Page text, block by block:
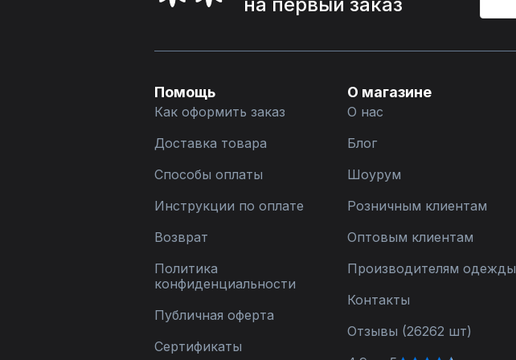
Помощь
Как оформить заказ
Доставка товара
Способы оплаты
Инструкции по оплате
Возврат
Политика
конфиденциальности
Публичная оферта
Сертификаты
О магазине
О нас
Блог
Шоурум
Розничным клиентам
Оптовым клиентам
Производителям одежды
Контакты
Отзывы (26262 шт)